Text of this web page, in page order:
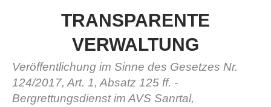
TRANSPARENTE
VERWALTUNG
Veröffentlichung im Sinne des Gesetzes Nr.
124/2017, Art. 1, Absatz 125 ff. -
Bergrettungsdienst im AVS Sanrtal,